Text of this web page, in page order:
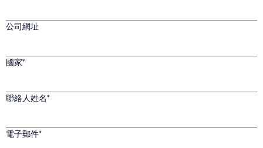
公司網址
國家
聯絡人姓名
電子郵件